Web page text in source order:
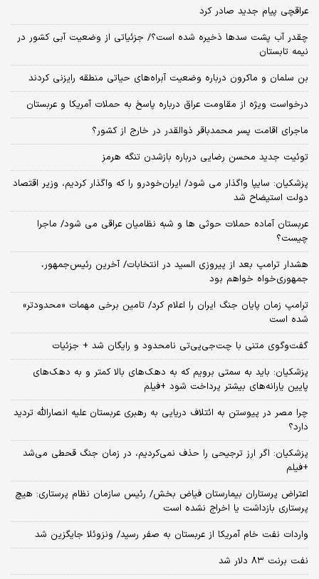
عراقچی پیام جدید صادر کرد
چقدر آب پشت سدها ذخیره شده است؟/ جزئیاتی از وضعیت آبی کشور در
نیمه تابستان
بن سلمان و ماکرون درباره وضعیت آبراه‌های حیاتی منطقه رایزنی کردند
درخواست ویژه از مقاومت عراق درباره پاسخ به حملات آمریکا و عربستان
ماجرای اقامت پسر محمدباقر ذوالقدر در خارج از کشور؟
توئیت جدید محسن رضایی درباره بازشدن تنگه هرمز
پزشکیان: سایپا واگذار می شود/ ایران‌خودرو را که واگذار کردیم، وزیر اقتصاد
دولت استیضاح شد
عربستان آماده حملات حوثی ها و شبه نظامیان عراقی می شود/ ماجرا
چیست؟
هشدار ترامپ بعد از پیروزی السید در انتخابات/ آخرین رئیس‌جمهور،
جمهوری‌خواه خواهم بود
ترامپ زمان پایان جنگ ایران را اعلام کرد/ تامین برخی مهمات «محدودتر»
شده است
گفت‌وگوی متنی با چت‌جی‌پی‌تی نامحدود و رایگان شد + جزئیات
پزشکیان: باید به سمتی برویم که به دهک‌های بالا کمتر و به دهک‌های
پایین یارانه‌های بیشتر پرداخت شود +فیلم
چرا مصر در پیوستن به ائتلاف دریایی به رهبری عربستان علیه انصارالله تردید
دارد؟
پزشکیان: اگر ارز ترجیحی را حذف نمی‌کردیم، در زمان جنگ قحطی می‌شد
+فیلم
اعتراض پرستاران بیمارستان فیاض بخش/ رئیس سازمان نظام پرستاری: هیچ
پرستاری بازداشت یا اخراج نشده است
واردات نفت خام آمریکا از عربستان به صفر رسید/ ونزوئلا جایگزین شد
نفت برنت ۸۳ دلار شد